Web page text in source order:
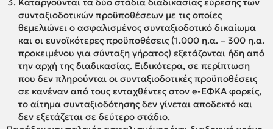
συνταξιοδοτικών προϋποθέσεων με τις οποίες
θεμελιώνει ο ασφαλισμένος συνταξιοδοτικό δικαίωμα
και οι ευνοϊκότερες προϋποθέσεις (1.000 η.α. – 300 η.α.
προκειμένου για σύνταξη γήρατος) εξετάζονται ήδη από
την αρχή της διαδικασίας. Ειδικότερα, σε περίπτωση
που δεν πληρούνται οι συνταξιοδοτικές προϋποθέσεις
σε κανέναν από τους ενταχθέντες στον e-ΕΦΚΑ φορείς,
το αίτημα συνταξιοδότησης δεν γίνεται αποδεκτό και
δεν εξετάζεται σε δεύτερο στάδιο.